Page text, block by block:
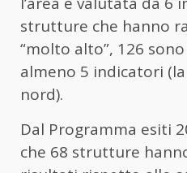
strutture che hanno
“molto alto”, 126
almeno 5 indicatori
nord).
Dal Programma esiti
che 68 strutture